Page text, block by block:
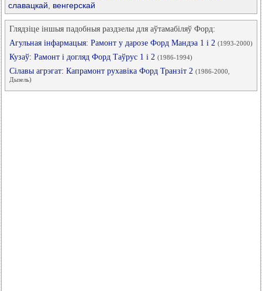
славацкай
венгерскай
Глядзіце іншыя падобныя раздзелы для аўтамабіляў Форд:
Агульная інфармацыя: Рамонт у дарозе Форд Мандэа 1 і 2 (1993-2000)
Кузаў: Рамонт і догляд Форд Таўрус 1 і 2 (1986-1994)
Сілавы агрэгат: Капрамонт рухавіка Форд Транзіт 2 (1986-2000,
Дызель)